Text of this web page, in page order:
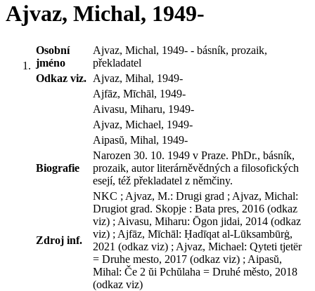
Ajvaz, Michal, 1949-
Osobní
jméno
Ajvaz, Michal, 1949- - básník, prozaik,
překladatel
Odkaz viz. Ajvaz, Mihal, 1949-
Ajfāz, Mīchāl, 1949-
Aivasu, Miharu, 1949-
Ajvaz, Michael, 1949-
Aipasŭ, Mihal, 1949-
Biografie
Narozen 30. 10. 1949 v Praze. PhDr., básník,
prozaik, autor literárněvědných a filosofických
esejí, též překladatel z němčiny.
Zdroj inf.
NKC ; Ajvaz, M.: Drugi grad ; Ajvaz, Michal:
Drugiot grad. Skopje : Bata pres, 2016 (odkaz
viz) ; Aivasu, Miharu: Ōgon jidai, 2014 (odkaz
viz) ; Ajfāz, Mīchāl: Ḥadīqat al-Lūksambūrġ,
2021 (odkaz viz) ; Ajvaz, Michael: Qyteti tjetër
= Druhe mesto, 2017 (odkaz viz) ; Aipasŭ,
Mihal: Če 2 ŭi Pchŭlaha = Druhé město, 2018
(odkaz viz)